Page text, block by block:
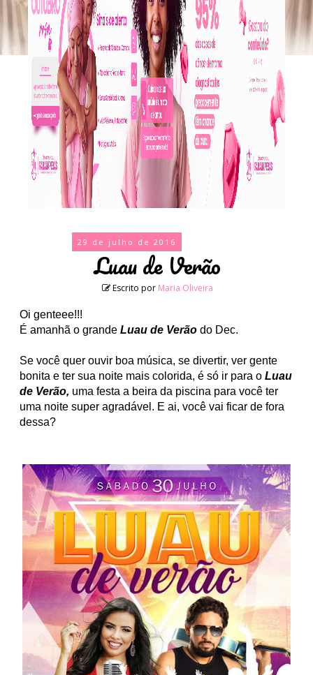
29 de julho de 2016
Luau de Verão
Escrito por Maria Oliveira
Oi genteee!!!
É amanhã o grande Luau de Verãodo Dec.
Se você quer ouvir boa música, se divertir, ver gente
bonita e ter sua noite mais colorida, é só ir para o Luau
de Verão, uma festa a beira da piscina para você ter
uma noite super agradável. E ai, você vai ficar de fora
dessa?